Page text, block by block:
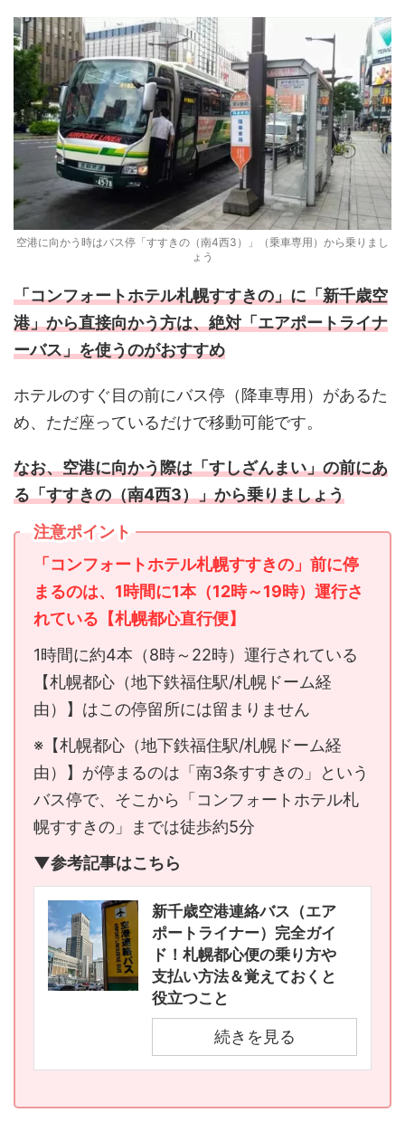
空港に向かう時はバス停「すすきの（南4西3）」（乗車専用）から乗りまし
ょう
「コンフォートホテル札幌すすきの」に「新千歳空
港」から直接向かう方は、絶対「エアポートライナ
ーバス」を使うのがおすすめ
ホテルのすぐ目の前にバス停（降車専用）があるた
め、ただ座っているだけで移動可能です。
なお、空港に向かう際は「すしざんまい」の前にあ
る「すすきの（南4西3）」から乗りましょう
注意ポイント
「コンフォートホテル札幌すすきの」前に停
まるのは、1時間に1本（12時～19時）運行さ
れている【札幌都心直行便】
1時間に約4本（8時～22時）運行されている
【札幌都心（地下鉄福住駅/札幌ドーム経
由）】はこの停留所には留まりません
※【札幌都心（地下鉄福住駅/札幌ドーム経
由）】が停まるのは「南3条すすきの」という
バス停で、そこから「コンフォートホテル札
幌すすきの」までは徒歩約5分
▼参考記事はこちら
新千歳空港連絡バス（エア
ポートライナー）完全ガイ
ド！札幌都心便の乗り方や
支払い方法＆覚えておくと
役立つこと
続きを見る